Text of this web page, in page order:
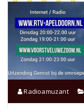
Radioamuzant